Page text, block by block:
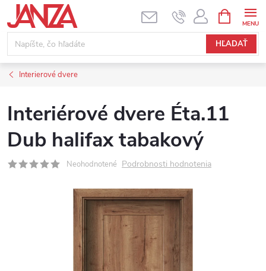
Prejsť na obsah
HĽADAŤ
Interierové dvere
Interiérové dvere Éta.11
Dub halifax tabakový
Neohodnotené Podrobnosti hodnotenia